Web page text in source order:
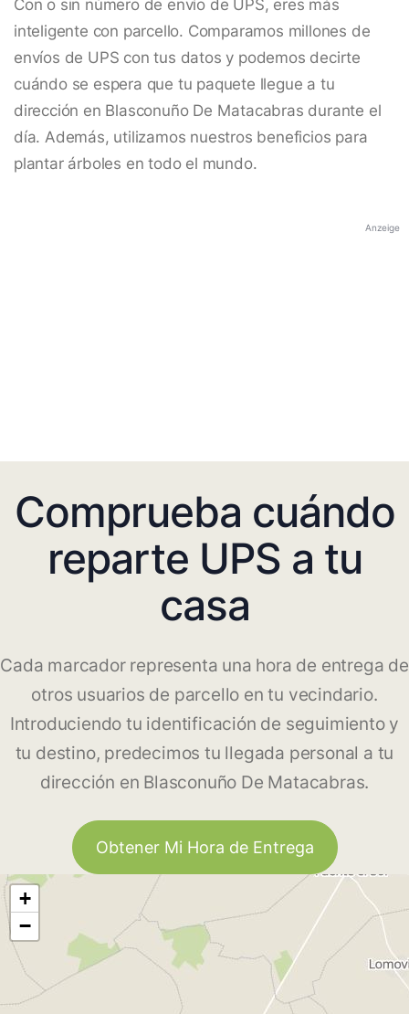
Con o sin número de envío de UPS, eres más
inteligente con parcello. Comparamos millones de
envíos de UPS con tus datos y podemos decirte
cuándo se espera que tu paquete llegue a tu
dirección en Blasconuño De Matacabras durante el
día. Además, utilizamos nuestros beneficios para
plantar árboles en todo el mundo.
Anzeige
Comprueba cuándo
reparte UPS a tu
casa
Cada marcador representa una hora de entrega de
otros usuarios de parcello en tu vecindario.
Introduciendo tu identificación de seguimiento y
tu destino, predecimos tu llegada personal a tu
dirección en Blasconuño De Matacabras.
Obtener Mi Hora de Entrega
+
−